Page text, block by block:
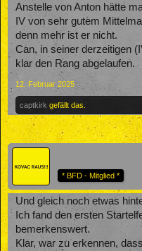
Anstelle von Anton hätte
IV von sehr gutem
denn mehr ist er nicht.
Can, in seiner derzeitigen
klar den Rang abgelaufen.
12. Februar 2025
captkirk gefällt das.
* BFD - Mitglied *
Und gleich noch etwas
Ich fand den ersten
bemerkenswert.
Klar, war zu erkennen,